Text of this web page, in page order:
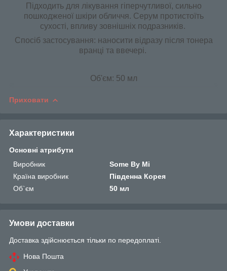
Підходить для лікування гіперчутливої, сильно
пошкодженої шкіри обличчя. Серум протистоїть
сухості, впливу зовнішніх подразників.
Спосіб застосування: наносити відразу після тонера
вранці та ввечері.
Об'єм: 50 мл
Приховати
Характеристики
Основні атрибути
Виробник
Some By Mi
Країна виробник
Південна Корея
Об`єм
50 мл
Умови доставки
Доставка здійснюється тільки по передоплаті.
Нова Пошта